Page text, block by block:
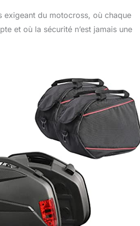
exigeant du motocross, où chaque
et où la sécurité n’est jamais une